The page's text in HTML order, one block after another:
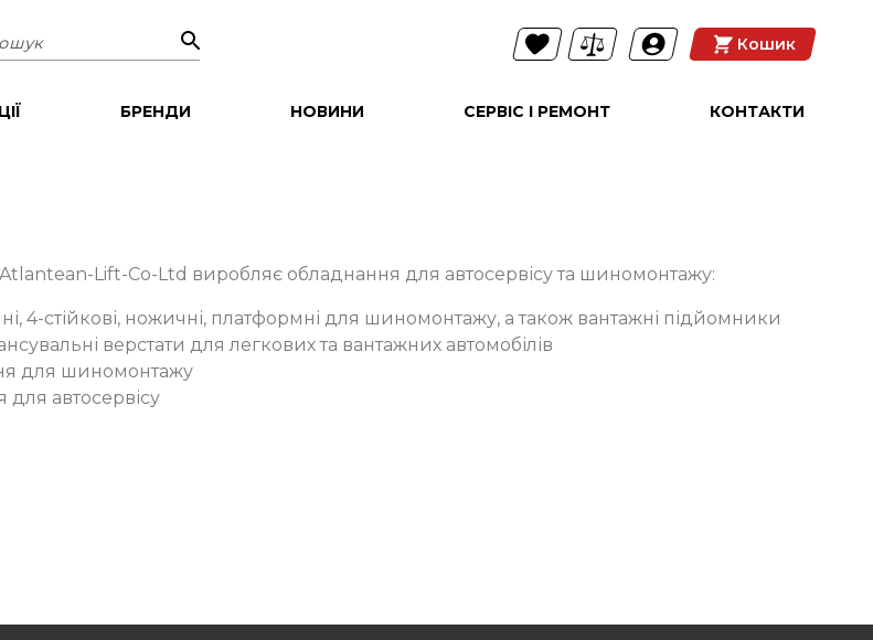
Кошик
БРЕНДИ НОВИНИ СЕРВІС І РЕМОНТ КОНТАКТИ
Lift-Co-Ltd виробляє обладнання для автосервісу та шиномонтажу:
4-стійкові, ножичні, платформні для шиномонтажу, а також вантажні підйомники
верстати для легкових та вантажних автомобілів
для шиномонтажу
автосервісу